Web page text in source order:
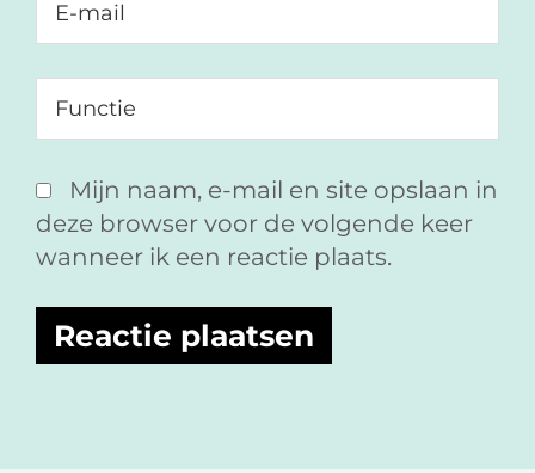
Mijn naam, e-mail en site opslaan in
deze browser voor de volgende keer
wanneer ik een reactie plaats.